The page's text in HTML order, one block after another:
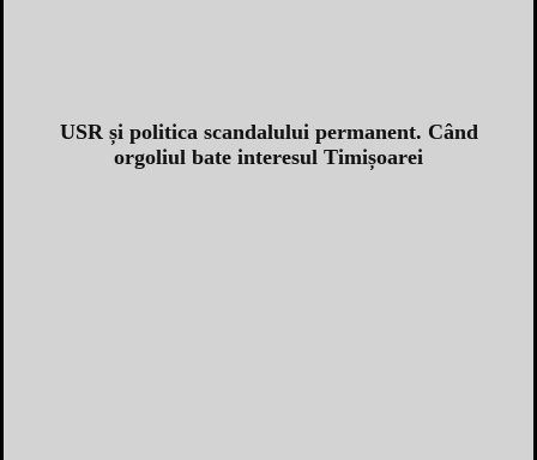
USR și politica scandalului permanent. Când
orgoliul bate interesul Timișoarei